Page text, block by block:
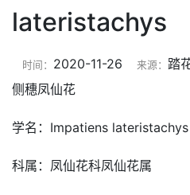
lateristachys
时间： 2020-11-26 来源： 踏
侧穗凤仙花
学名：Impatiens lateristachys
科属：凤仙花科凤仙花属